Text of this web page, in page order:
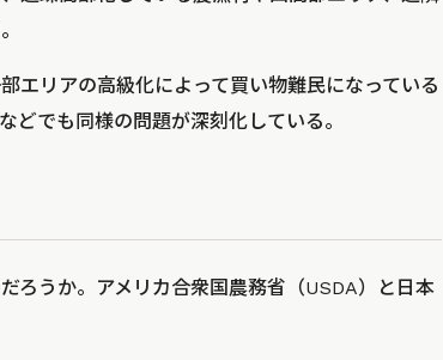
エリアの高級化によって買い物難民になっている
どでも同様の問題が深刻化している。
ろうか。アメリカ合衆国農務省（USDA）と日本